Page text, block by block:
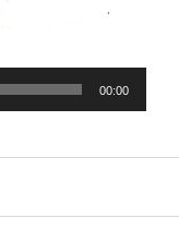
00:00